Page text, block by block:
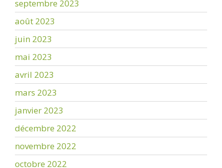
septembre 2023
août 2023
juin 2023
mai 2023
avril 2023
mars 2023
janvier 2023
décembre 2022
novembre 2022
octobre 2022